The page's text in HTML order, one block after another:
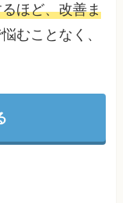
ほど、改善ま
むことなく、